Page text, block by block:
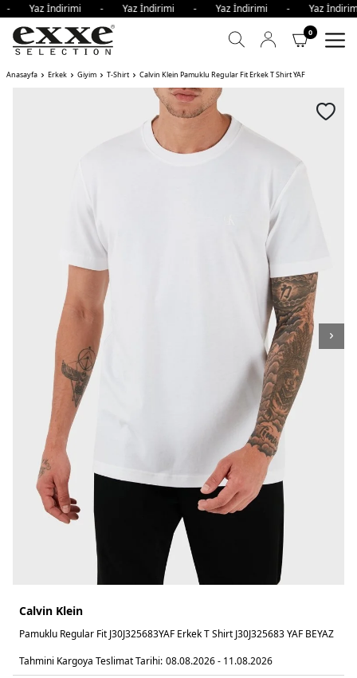
Yaz İndirimi - Yaz İndirimi - Yaz İndirimi - Yaz
0
Anasayfa Erkek Giyim T-Shirt Calvin Klein Pamuklu Regular Fit Erkek T Shirt YAF
Calvin Klein
Pamuklu Regular Fit J30J325683YAF Erkek T Shirt J30J325683 YAF BEYAZ
Tahmini Kargoya Teslimat Tarihi: 08.08.2026 - 11.08.2026